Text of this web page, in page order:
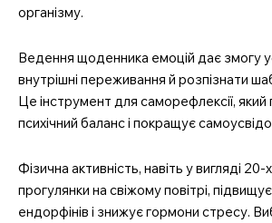
організму.
Ведення щоденника емоцій дає змогу
внутрішні переживання й розпізнати
Це інструмент для саморефлексії, який
психічний баланс і покращує
Фізична активність, навіть у вигляді 20-
прогулянки на свіжому повітрі,
ендорфінів і знижує гормони стресу.